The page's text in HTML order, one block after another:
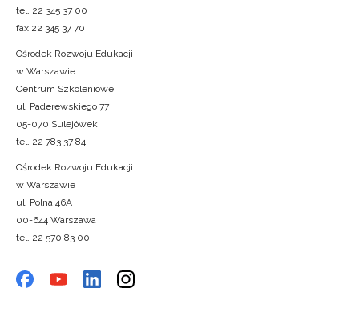
tel. 22 345 37 00
fax 22 345 37 70
Ośrodek Rozwoju Edukacji
w Warszawie
Centrum Szkoleniowe
ul. Paderewskiego 77
05-070 Sulejówek
tel. 22 783 37 84
Ośrodek Rozwoju Edukacji
w Warszawie
ul. Polna 46A
00-644 Warszawa
tel. 22 570 83 00